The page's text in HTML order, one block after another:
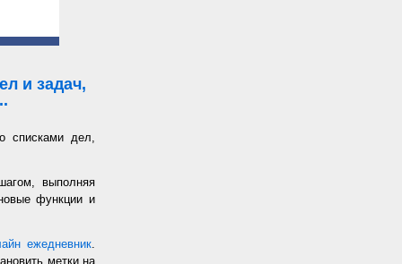
и задач,
списками дел,
выполняя
функции и
ежедневник.
метки на